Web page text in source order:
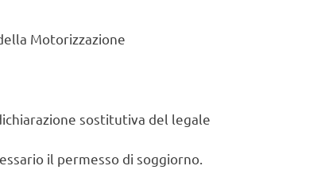
Motorizzazione
sostitutiva del legale
il permesso di soggiorno.